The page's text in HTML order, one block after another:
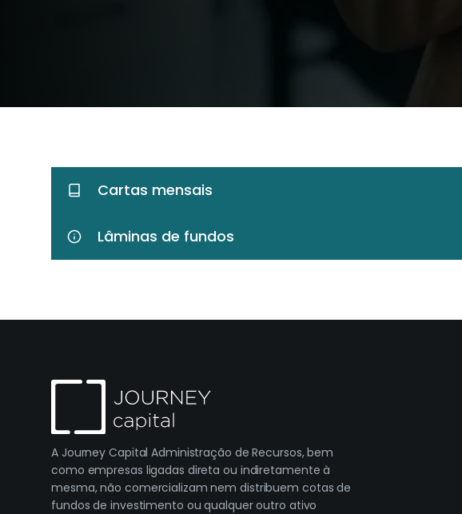
Cartas mensais
Lâminas de fundos
A Journey Capital Administração de Recursos, bem
como empresas ligadas direta ou indiretamente à
mesma, não comercializam nem distribuem cotas de
fundos de investimento ou qualquer outro ativo